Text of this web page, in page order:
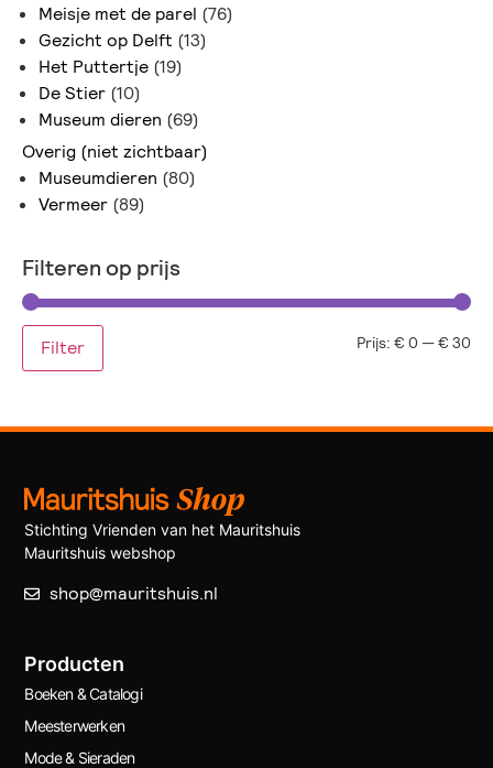
Meisje met de parel (76)
Gezicht op Delft (13)
Het Puttertje (19)
De Stier (10)
Museum dieren (69)
Overig (niet zichtbaar)
Museumdieren (80)
Vermeer (89)
Filteren op prijs
Filter Prijs: € 0 —€ 30
Stichting Vrienden van het Mauritshuis
Mauritshuis webshop
shop@mauritshuis.nl
Producten
Boeken & Catalogi
Meesterwerken
Mode & Sieraden